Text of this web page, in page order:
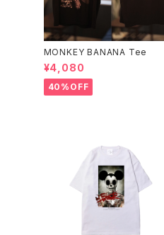
MONKEY BANANA Tee
¥4,080
40%OFF